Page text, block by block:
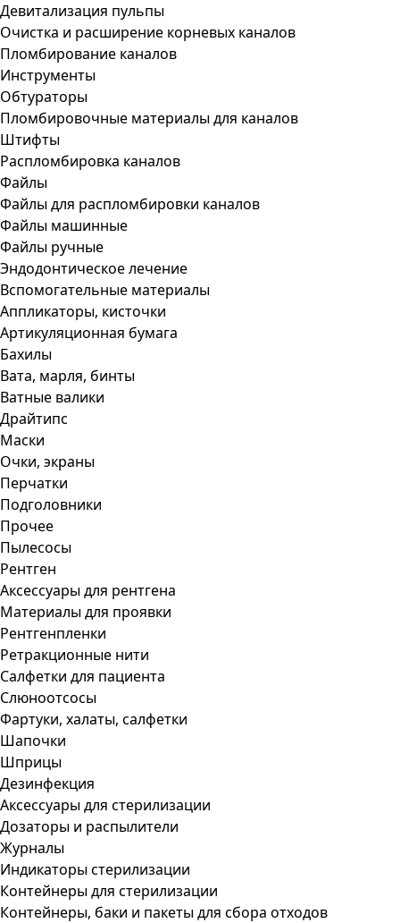
Девитализация пульпы
Очистка и расширение корневых каналов
Пломбирование каналов
Инструменты
Обтураторы
Пломбировочные материалы для каналов
Штифты
Распломбировка каналов
Файлы
Файлы для распломбировки каналов
Файлы машинные
Файлы ручные
Эндодонтическое лечение
Вспомогательные материалы
Аппликаторы, кисточки
Артикуляционная бумага
Бахилы
Вата, марля, бинты
Ватные валики
Драйтипс
Маски
Очки, экраны
Перчатки
Подголовники
Прочее
Пылесосы
Рентген
Аксессуары для рентгена
Материалы для проявки
Рентгенпленки
Ретракционные нити
Салфетки для пациента
Слюноотсосы
Фартуки, халаты, салфетки
Шапочки
Шприцы
Дезинфекция
Аксессуары для стерилизации
Дозаторы и распылители
Журналы
Индикаторы стерилизации
Контейнеры для стерилизации
Контейнеры, баки и пакеты для сбора отходов